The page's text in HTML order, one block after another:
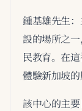
鍾基雄先生
設的場所之
民教育。在
體驗新加坡的
該中心的主